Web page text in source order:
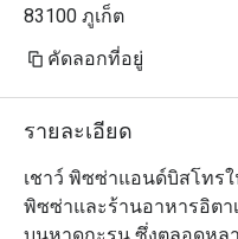
83100 ภูเก็ต
คัดลอกที่อยู่
รายละเอียด
เชาว์ พิซซ่าแอนด์บิสโทร
พิซซ่าและร้านอาหารอิต